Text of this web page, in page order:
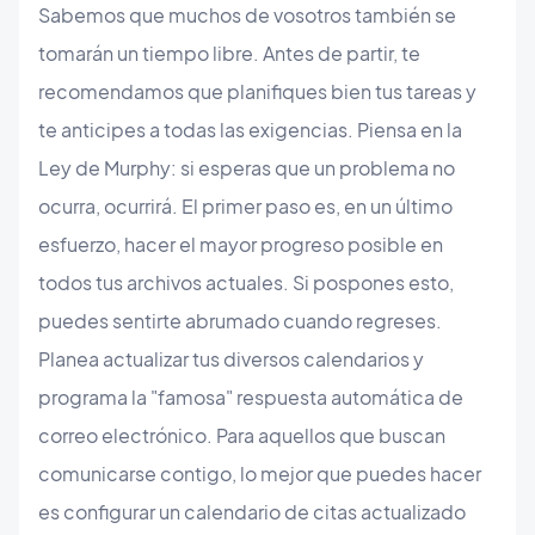
Sabemos que muchos de vosotros también se
tomarán un tiempo libre. Antes de partir, te
recomendamos que planifiques bien tus tareas y
te anticipes a todas las exigencias. Piensa en la
Ley de Murphy: si esperas que un problema no
ocurra, ocurrirá. El primer paso es, en un último
esfuerzo, hacer el mayor progreso posible en
todos tus archivos actuales. Si pospones esto,
puedes sentirte abrumado cuando regreses.
Planea actualizar tus diversos calendarios y
programa la "famosa" respuesta automática de
correo electrónico. Para aquellos que buscan
comunicarse contigo, lo mejor que puedes hacer
es configurar un calendario de citas actualizado